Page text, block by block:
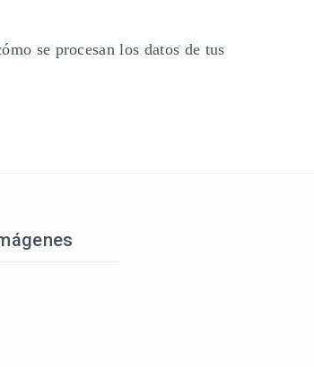
se procesan los datos de tus